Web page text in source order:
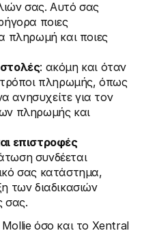
σας. Αυτό σας
ποιες
πληρωμή και ποιες
: ακόμη και όταν
τρόποι πληρωμής, όπως
ανησυχείτε για τον
πληρωμής και
επιστροφές
συνδέεται
σας κατάστημα,
των διαδικασιών
σας.
όσο και το Xentral